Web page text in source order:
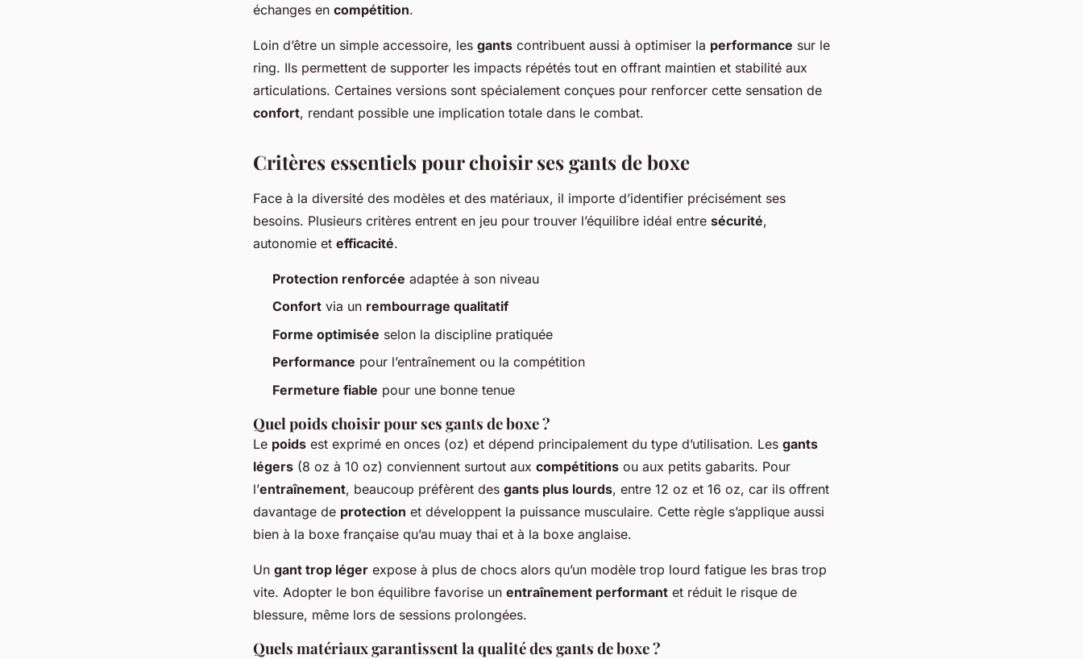
échanges en compétition.
Loin d’être un simple accessoire, les gants contribuent aussi à optimiser la performance sur le
ring. Ils permettent de supporter les impacts répétés tout en offrant maintien et stabilité aux
articulations. Certaines versions sont spécialement conçues pour renforcer cette sensation de
confort, rendant possible une implication totale dans le combat.
Critères essentiels pour choisir ses gants de boxe
Face à la diversité des modèles et des matériaux, il importe d’identifier précisément ses
besoins. Plusieurs critères entrent en jeu pour trouver l’équilibre idéal entre sécurité,
autonomie et efficacité.
Protection renforcée adaptée à son niveau
Confort via un rembourrage qualitatif
Forme optimisée selon la discipline pratiquée
Performance pour l’entraînement ou la compétition
Fermeture fiable pour une bonne tenue
Quel poids choisir pour ses gants de boxe ?
Le poids est exprimé en onces (oz) et dépend principalement du type d’utilisation. Les gants
légers (8 oz à 10 oz) conviennent surtout aux compétitions ou aux petits gabarits. Pour
l’entraînement, beaucoup préfèrent des gants plus lourds, entre 12 oz et 16 oz, car ils offrent
davantage de protection et développent la puissance musculaire. Cette règle s’applique aussi
bien à la boxe française qu’au muay thai et à la boxe anglaise.
Un gant trop léger expose à plus de chocs alors qu’un modèle trop lourd fatigue les bras trop
vite. Adopter le bon équilibre favorise un entraînement performant et réduit le risque de
blessure, même lors de sessions prolongées.
Quels matériaux garantissent la qualité des gants de boxe ?